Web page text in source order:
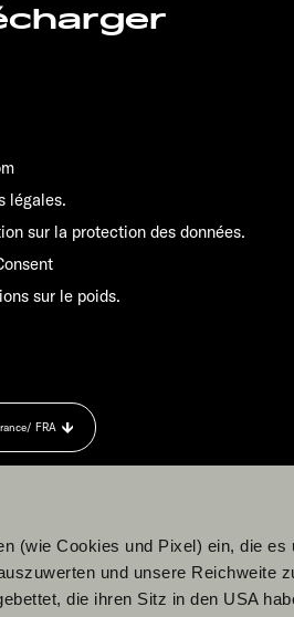
(wie Cookies und Pixel) ein, die es
und unsere Reichweite
die ihren Sitz in den USA
légales.
sur la protection des données.
sur le poids.
/ FRA